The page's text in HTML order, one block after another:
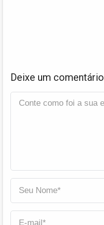
Deixe um comentário